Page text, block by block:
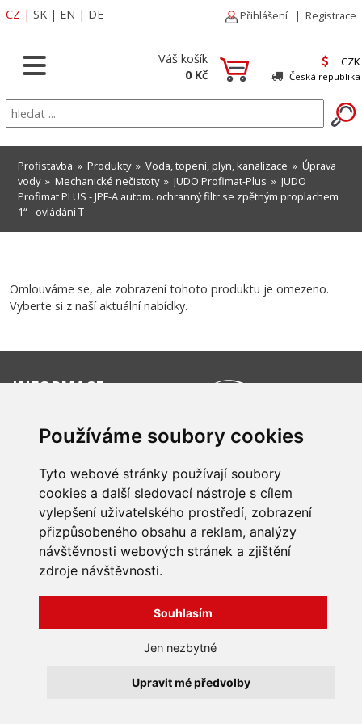
Používáme soubory cookies
Tyto webové stránky používají soubory
cookies a další sledovací nástroje s cílem
vylepšení uživatelského prostředí, zobrazení
přizpůsobeného obsahu a reklam, analýzy
návštěvnosti webových stránek a zjištění
zdroje návštěvnosti.
Souhlasím
Jen nezbytné
Upravit mé předvolby
CZ | SK | EN | DE Přihlášení | Registrace
Váš košík
0 Kč
CZK
Česká republika
Profistavba » Produkty» Voda, topení, plyn, kanalizace » Úprava
vody» Mechanické nečistoty» JUDO Profimat-Plus » JUDO
Profimat PLUS - JPF-A autom. ochranný filtr se zpětným proplachem
1“ - ovládání T
Omlouváme se, ale zobrazení tohoto produktu je omezeno.
Vyberte si z naší aktuální nabídky.
INFORMACE
Zpracování a ochrana
osobních údajů
Jak nakupovat
O nás
Kontakt
Reklamace, odstoupení od
smlouvy
Všechna práva vyhrazena
profesionální webové stránky: triangl web